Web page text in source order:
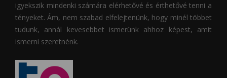
igyekszik mindenki számára elérhetővé és érthetővé tenni a
tényeket. Ám, nem szabad elfelejtenünk, hogy minél többet
tudunk, annál kevesebbet ismerünk ahhoz képest, amit
ismerni szeretnénk.